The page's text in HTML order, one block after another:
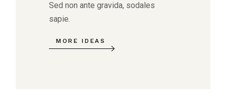
Sed non ante gravida, sodales
sapie.
MORE IDEAS